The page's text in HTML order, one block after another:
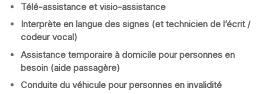
Télé-assistance et visio-assistance
Interprète en langue des signes (et technicien de l’écrit /
codeur vocal)
Assistance temporaire à domicile pour personnes en
besoin (aide passagère)
Conduite du véhicule pour personnes en invalidité